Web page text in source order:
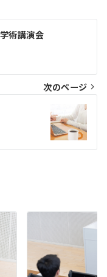
術講演会
次のページ